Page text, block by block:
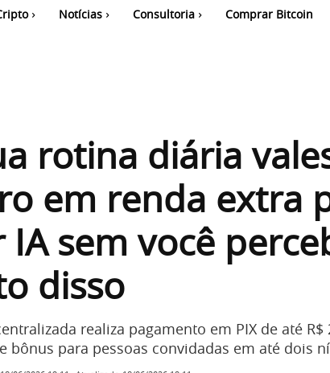
Notícias Consultoria Comprar Bitcoin
rotina diária
em renda extra
sem você
disso
realiza pagamento em PIX de até R$
bônus para pessoas convidadas em até dois